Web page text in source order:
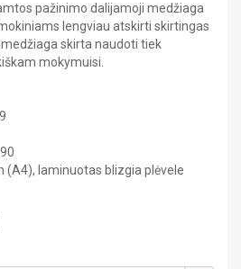
priemonės
pažinimo dalijamoji medžiaga
lengviau atskirti skirtingas
skirta naudoti tiek
mokymuisi.
(A4), laminuotas blizgia plėvele